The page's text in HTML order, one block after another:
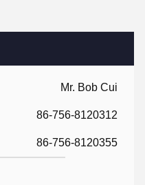
Mr. Bob Cui
86-756-8120312
86-756-8120355